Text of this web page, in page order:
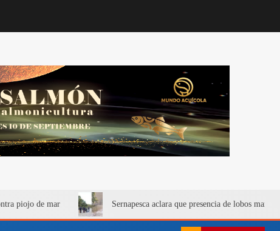
piojo de mar Sernapesca aclara que presencia de lobos